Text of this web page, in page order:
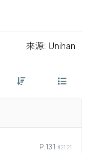
來源: Unihan
P.131 #2121